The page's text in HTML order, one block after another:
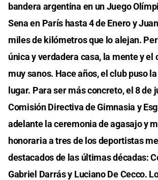
bandera argentina en un Juego
Sena en París hasta 4 de Enero y
miles de kilómetros que lo alejan.
única y verdadera casa, la mente y el
muy sanos. Hace años, el club puso
lugar. Para ser más concreto, el 8 de
Comisión Directiva de Gimnasia y
adelante la ceremonia de agasajo y
honoraria a tres de los deportistas
destacados de las últimas décadas:
Gabriel Darrás y Luciano De Cecco.